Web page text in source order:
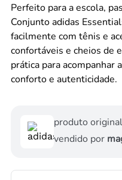
Perfeito para a escola,
Conjunto adidas
facilmente com tênis e
confortáveis e cheios de
prática para acompanhar
conforto e autenticidade.
produto original
vendido por